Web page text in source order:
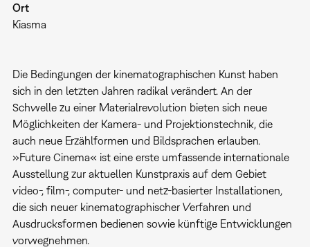
Ort
Kiasma
Die Bedingungen der kinematographischen Kunst haben
sich in den letzten Jahren radikal verändert. An der
Schwelle zu einer Materialrevolution bieten sich neue
Möglichkeiten der Kamera- und Projektionstechnik, die
auch neue Erzählformen und Bildsprachen erlauben.
»Future Cinema« ist eine erste umfassende internationale
Ausstellung zur aktuellen Kunstpraxis auf dem Gebiet
video-, film-, computer- und netz-basierter Installationen,
die sich neuer kinematographischer Verfahren und
Ausdrucksformen bedienen sowie künftige Entwicklungen
vorwegnehmen.